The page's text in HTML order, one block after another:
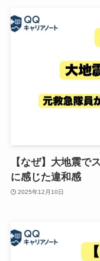
【なぜ】大地震で
に感じた違和感
2025年12月10日